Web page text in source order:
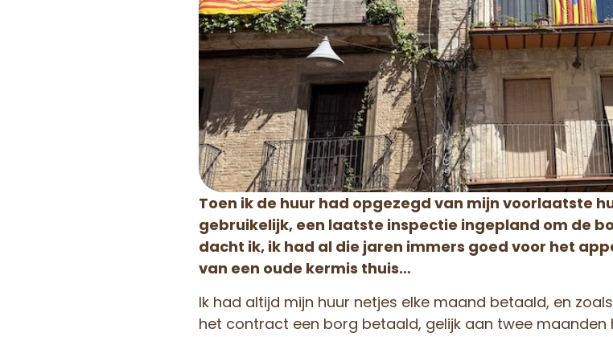
Toen ik de huur had opgezegd van mijn voorlaatste
gebruikelijk, een laatste inspectie ingepland om de
dacht ik, ik had al die jaren immers goed voor het
van een oude kermis thuis…
Ik had altijd mijn huur netjes elke maand betaald, en
het contract een borg betaald, gelijk aan twee maanden